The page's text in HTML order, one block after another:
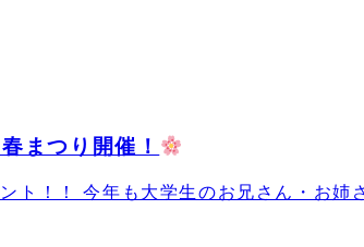
まつり開催！
ト！！ 今年も大学生のお兄さん・お